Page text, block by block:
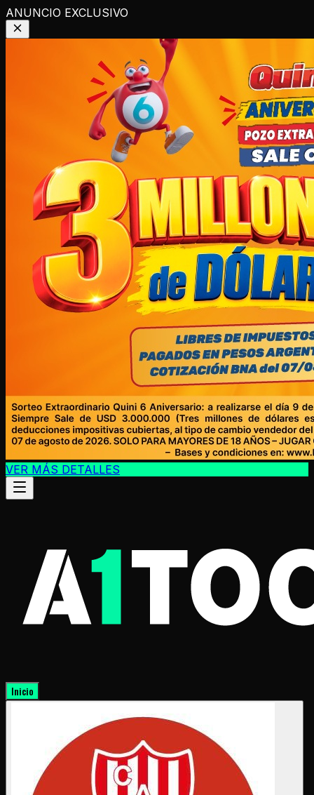
ANUNCIO EXCLUSIVO
VER MÁS DETALLES
Inicio